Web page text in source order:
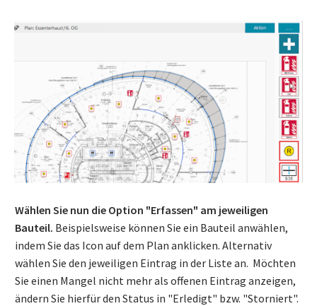
Wählen Sie nun die Option "Erfassen" am jeweiligen
Bauteil. Beispielsweise können Sie ein Bauteil anwählen,
indem Sie das Icon auf dem Plan anklicken. Alternativ
wählen Sie den jeweiligen Eintrag in der Liste an. Möchten
Sie einen Mangel nicht mehr als offenen Eintrag anzeigen,
ändern Sie hierfür den Status in "Erledigt" bzw. "Storniert".